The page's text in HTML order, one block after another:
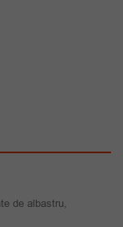
de albastru,